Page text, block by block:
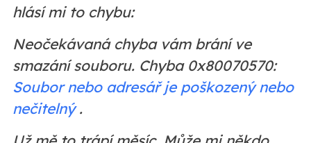
hlásí mi to chybu:
Neočekávaná chyba vám brání ve
smazání souboru. Chyba 0x80070570:
Soubor nebo adresář je poškozený nebo
nečitelný.